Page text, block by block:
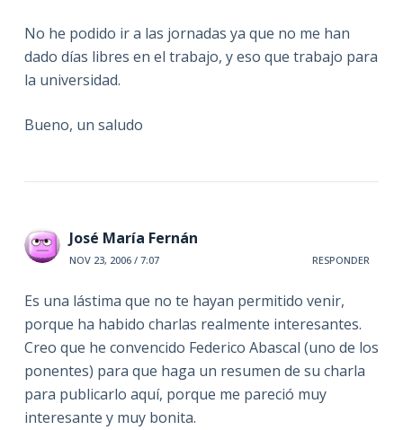
No he podido ir a las jornadas ya que no me han
dado días libres en el trabajo, y eso que trabajo para
la universidad.
Bueno, un saludo
José María Fernán
NOV 23, 2006 / 7:07 RESPONDER
Es una lástima que no te hayan permitido venir,
porque ha habido charlas realmente interesantes.
Creo que he convencido Federico Abascal (uno de los
ponentes) para que haga un resumen de su charla
para publicarlo aquí, porque me pareció muy
interesante y muy bonita.